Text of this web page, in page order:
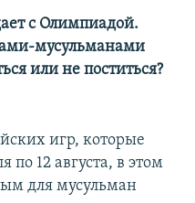
с Олимпиадой.
мусульманами
или не поститься?
игр, которые
по 12 августа, в этом
для мусульман